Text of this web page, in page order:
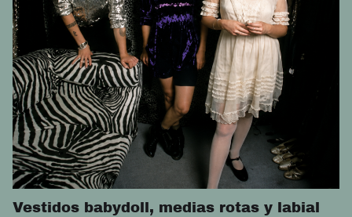
Vestidos babydoll, medias rotas y labial